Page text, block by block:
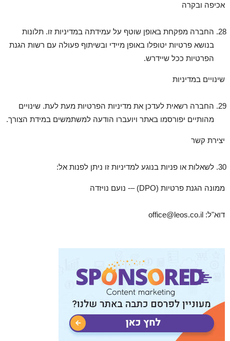
אכיפה ובקרה
החברה מפקחת באופן שוטף על עמידתה במדיניות זו. תלונות
בנושא פרטיות יטופלו באופן מיידי ובשיתוף פעולה עם רשות הגנת
הפרטיות ככל שיידרש.
שינויים במדיניות
החברה רשאית לעדכן את מדיניות הפרטיות מעת לעת. שינויים
מהותיים יפורסמו באתר ויועברו הודעה למשתמשים במידת הצורך.
יצירת קשר
לשאלות או פניות בנוגע למדיניות זו ניתן לפנות אל:
ממונה הגנת פרטיות (DPO) –- נועם נויזדה
דוא"ל: office@leos.co.il